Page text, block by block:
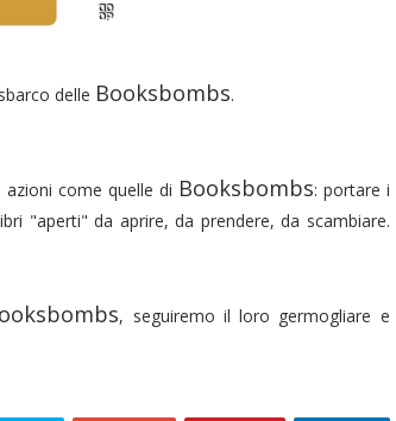
delle Booksbombs.
come quelle di Booksbombs: portare i
"aperti" da aprire, da prendere, da scambiare.
, seguiremo il loro germogliare e